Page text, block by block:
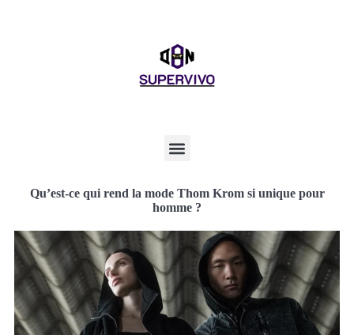
Qu’est-ce qui rend la mode Thom Krom si unique pour
homme ?